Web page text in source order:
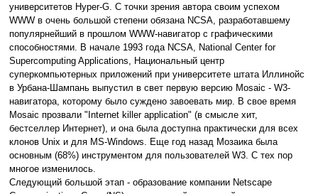
университетов Hyper-G. С точки зрения автора своим успехом
WWW в очень большой степени обязана NCSA, разработавшему
популярнейший в прошлом WWW-навигатор с графическими
способностями. В начале 1993 года NCSA, National Center for
Supercomputing Applications, Национальный центр
суперкомпьютерных приложений при университете штата Иллинойс
в Урбана-Шампань выпустил в свет первую версию Mosaic - W3-
навигатора, которому было суждено завоевать мир. В свое время
Mosaic прозвали "Internet killer application" (в смысле хит,
бестселлер Интернет), и она была доступна практически для всех
клонов Unix и для MS-Windows. Еще год назад Мозаика была
основным (68%) инструментом для пользователей W3. С тех пор
многое изменилось.
Следующий большой этап - образование компании Netscape